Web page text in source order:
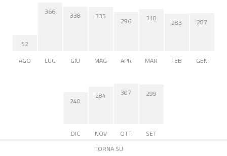
52
AGO
366
LUG
338
GIU
335
MAG
296
APR
318
MAR
283
FEB
287
GEN
240
DIC
284
NOV
307
OTT
299
SET
TORNA SU